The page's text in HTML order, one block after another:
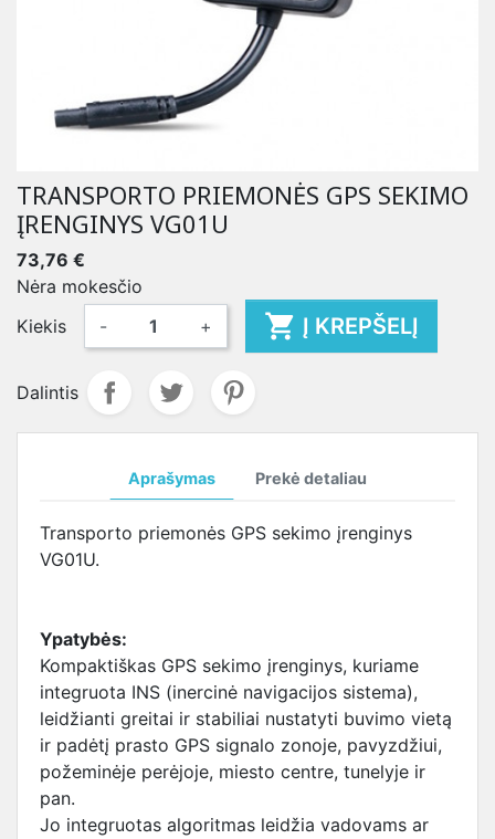
TRANSPORTO PRIEMONĖS GPS SEKIMO
ĮRENGINYS VG01U
73,76 €
Nėra mokesčio
Kiekis
- +  Į KREPŠELĮ
Dalintis
Aprašymas Prekė detaliau
Transporto priemonės GPS sekimo įrenginys
VG01U.
Ypatybės:
Kompaktiškas GPS sekimo įrenginys, kuriame
integruota INS (inercinė navigacijos sistema),
leidžianti greitai ir stabiliai nustatyti buvimo vietą
ir padėtį prasto GPS signalo zonoje, pavyzdžiui,
požeminėje perėjoje, miesto centre, tunelyje ir
pan.
Jo integruotas algoritmas leidžia vadovams ar